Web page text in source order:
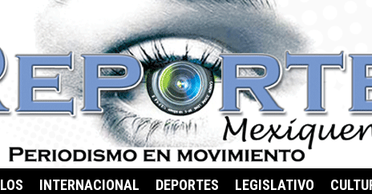
INTERNACIONAL DEPORTES LEGISLATIVO